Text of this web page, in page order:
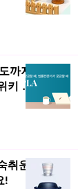
까지,
키 모
레터
취운
!